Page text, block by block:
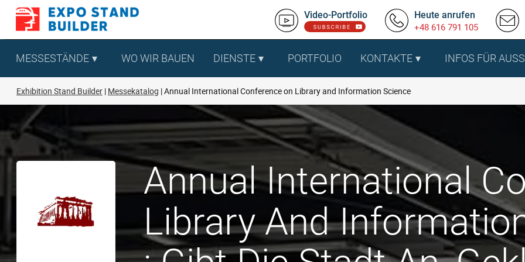
Zum
springen
Video-Portfolio Heute anrufen
+48 616 791 105
MESSESTÄNDE WO WIR BAUEN DIENSTE PORTFOLIO KONTAKTE INFOS FÜR
Exhibition Stand Builder Messekatalog Annual International Conference on Library and Information Science
Annual International
Library And